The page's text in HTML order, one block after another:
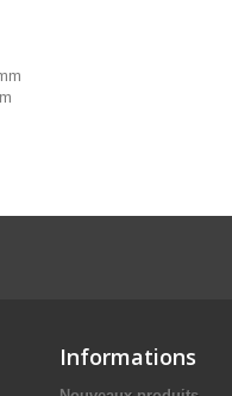
Informations